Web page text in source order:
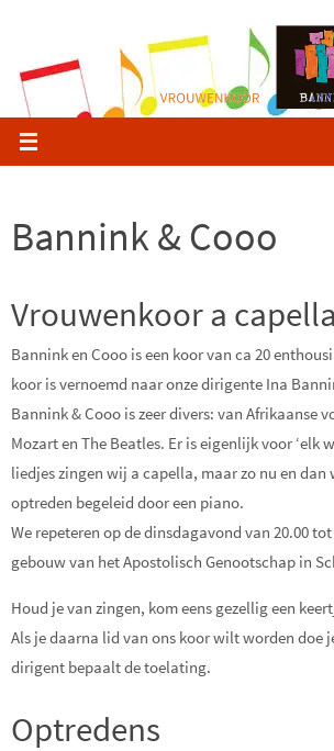
inhoud
Bannink & Cooo
Vrouwenkoor a capella
Bannink en Cooo is een koor van ca 20
koor is vernoemd naar onze dirigente Ina
Bannink & Cooo is zeer divers: van Afrikaanse
Mozart en The Beatles. Er is eigenlijk voor ‘elk
liedjes zingen wij a capella, maar zo nu en dan
optreden begeleid door een piano.
We repeteren op de dinsdagavond van 20.00
gebouw van het Apostolisch Genootschap in
Houd je van zingen, kom eens gezellig een
Als je daarna lid van ons koor wilt worden doe
dirigent bepaalt de toelating.
Optredens